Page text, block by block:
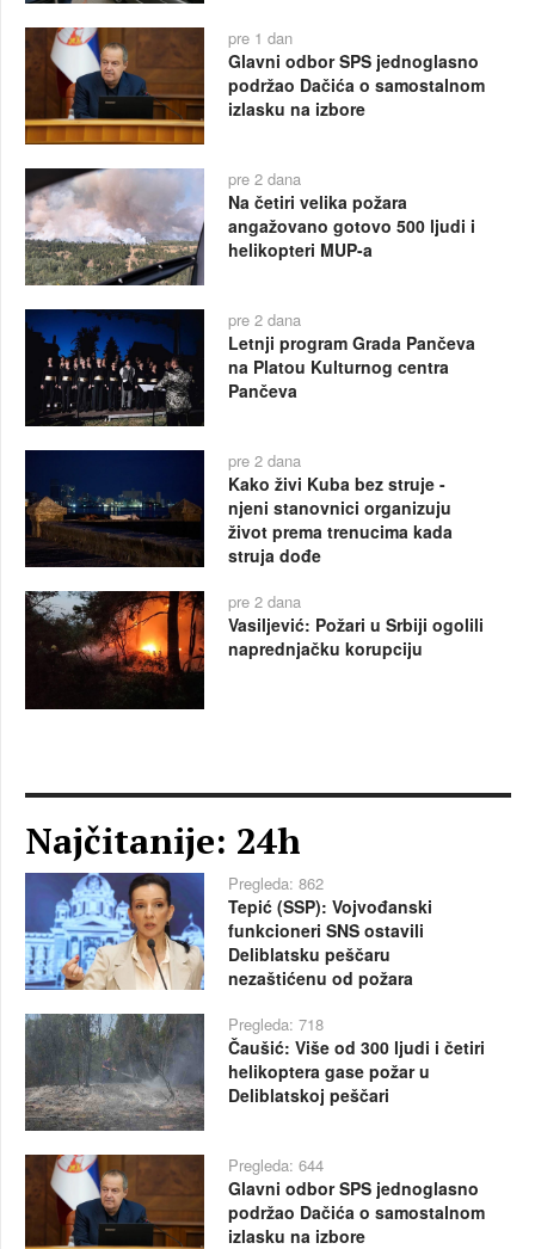
pre 1 dan
Glavni odbor SPS jednoglasno
podržao Dačića o samostalnom
izlasku na izbore
pre 2 dana
Na četiri velika požara
angažovano gotovo 500 ljudi i
helikopteri MUP-a
pre 2 dana
Letnji program Grada Pančeva
na Platou Kulturnog centra
Pančeva
pre 2 dana
Kako živi Kuba bez struje -
njeni stanovnici organizuju
život prema trenucima kada
struja dođe
pre 2 dana
Vasiljević: Požari u Srbiji ogolili
naprednjačku korupciju
Najčitanije: 24h
Pregleda: 862
Tepić (SSP): Vojvođanski
funkcioneri SNS ostavili
Deliblatsku peščaru
nezaštićenu od požara
Pregleda: 718
Čaušić: Više od 300 ljudi i četiri
helikoptera gase požar u
Deliblatskoj peščari
Pregleda: 644
Glavni odbor SPS jednoglasno
podržao Dačića o samostalnom
izlasku na izbore